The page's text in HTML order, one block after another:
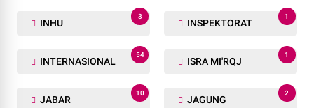
INHU
3
INSPEKTORAT
1
INTERNASIONAL
54
ISRA MI'RQJ
1
JABAR
10
JAGUNG
2